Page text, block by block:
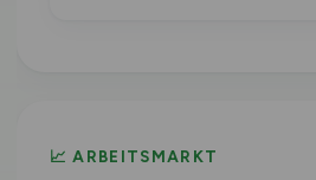
📈 ARBEITSMARKT